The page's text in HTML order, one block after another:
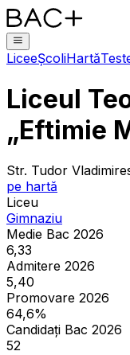
LiceeȘcoliHartă
Liceul
„Eftimie
Str. Tudor
pe hartă
Liceu
Gimnaziu
Medie Bac 2026
6,33
Admitere 2026
5,40
Promovare 2026
64,6%
Candidați Bac 2026
52